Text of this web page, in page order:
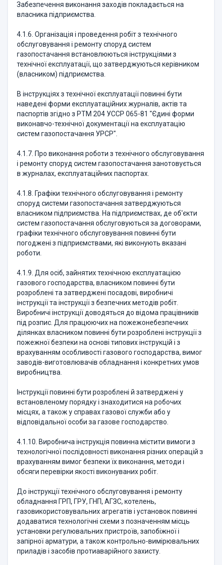
Забезпечення виконання заходів покладається на
власника підприємства.
4.1.6. Організація і проведення робіт з технічного
обслуговування і ремонту споруд систем
газопостачання встановлюються інструкціями з
технічної експлуатації, що затверджуються керівником
(власником) підприємства.
В інструкціях з технічної експлуатації повинні бути
наведені форми експлуатаційних журналів, актів та
паспортів згідно з РТМ 204 УССР 065-81 "Єдині форми
виконавчо-технічної документації на експлуатацію
систем газопостачання УРСР".
4.1.7. Про виконання роботи з технічного обслуговування
і ремонту споруд систем газопостачання занотовується
в журналах, експлуатаційних паспортах.
4.1.8. Графіки технічного обслуговування і ремонту
споруд системи газопостачання затверджуються
власником підприємства. На підприємствах, де об'єкти
систем газопостачання обслуговуються за договорами,
графіки технічного обслуговування повинні бути
погоджені з підприємствами, які виконують вказані
роботи.
4.1.9. Для осіб, зайнятих технічною експлуатацією
газового господарства, власником повинні бути
розроблені та затверджені посадові, виробничі
інструкції та інструкції з безпечних методів робіт.
Виробничі інструкції доводяться до відома працівників
під розпис. Для працюючих на пожежонебезпечних
ділянках власником повинні бути розроблені інструкції з
пожежної безпеки на основі типових інструкцій і з
врахуванням особливості газового господарства, вимог
заводів-виготовлювачів обладнання і конкретних умов
виробництва.
Інструкції повинні бути розроблені й затверджені у
встановленому порядку і знаходитися на робочих
місцях, а також у справах газової служби або у
відповідальної особи за газове господарство.
4.1.10. Виробнича інструкція повинна містити вимоги з
технологічної послідовності виконання різних операцій з
врахуванням вимог безпеки їх виконання, методи і
обсяги перевірки якості виконуваних робіт.
До інструкції технічного обслуговування і ремонту
обладнання ГРП, ГРУ, ГНП, АГЗС, котелень,
газовикористовувальних агрегатів і установок повинні
додаватися технологічні схеми з позначенням місць
установки регулювальних пристроїв, запобіжної і
запірної арматури, а також контрольно-вимірювальних
приладів і засобів протиаварійного захисту.